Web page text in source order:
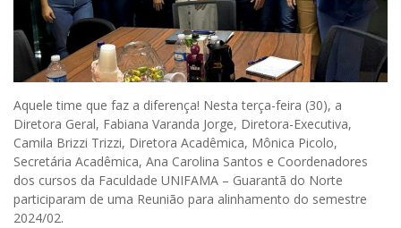
Aquele time que faz a diferença! Nesta terça-feira (30), a
Diretora Geral, Fabiana Varanda Jorge, Diretora-Executiva,
Camila Brizzi Trizzi, Diretora Acadêmica, Mônica Picolo,
Secretária Acadêmica, Ana Carolina Santos e Coordenadores
dos cursos da Faculdade UNIFAMA – Guarantã do Norte
participaram de uma Reunião para alinhamento do semestre
2024/02.